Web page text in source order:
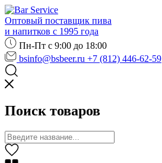
Оптовый поставщик пива
и напитков с 1995 года
Пн-Пт с 9:00 до 18:00
bsinfo@bsbeer.ru +7 (812) 446-62-59
Поиск товаров